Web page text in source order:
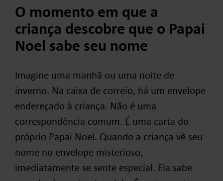
O momento em que a
criança descobre que o Papai
Noel sabe seu nome
Imagine uma manhã ou uma noite de
inverno. Na caixa de correio, há um envelope
endereçado à criança. Não é uma
correspondência comum. É uma carta do
próprio Papai Noel. Quando a criança vê seu
nome no envelope misterioso,
imediatamente se sente especial. Ela sabe